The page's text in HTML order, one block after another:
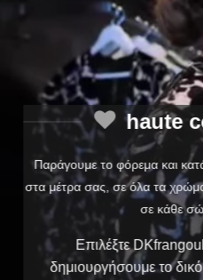
haute
Παράγουμε το φόρεμα και
στα μέτρα σας, σε όλα τα
σε κάθε
Επιλέξτε
δημιουργήσουμε το